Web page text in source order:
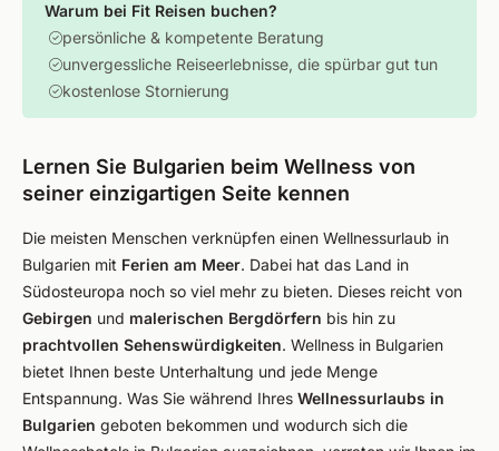
Warum bei Fit Reisen buchen?
persönliche & kompetente Beratung
unvergessliche Reiseerlebnisse, die spürbar gut tun
kostenlose Stornierung
Lernen Sie Bulgarien beim Wellness von
seiner einzigartigen Seite kennen
Die meisten Menschen verknüpfen einen Wellnessurlaub in
Bulgarien mit Ferien am Meer. Dabei hat das Land in
Südosteuropa noch so viel mehr zu bieten. Dieses reicht von
Gebirgen und malerischen Bergdörfern bis hin zu
prachtvollen Sehenswürdigkeiten. Wellness in Bulgarien
bietet Ihnen beste Unterhaltung und jede Menge
Entspannung. Was Sie während Ihres Wellnessurlaubs in
Bulgarien geboten bekommen und wodurch sich die